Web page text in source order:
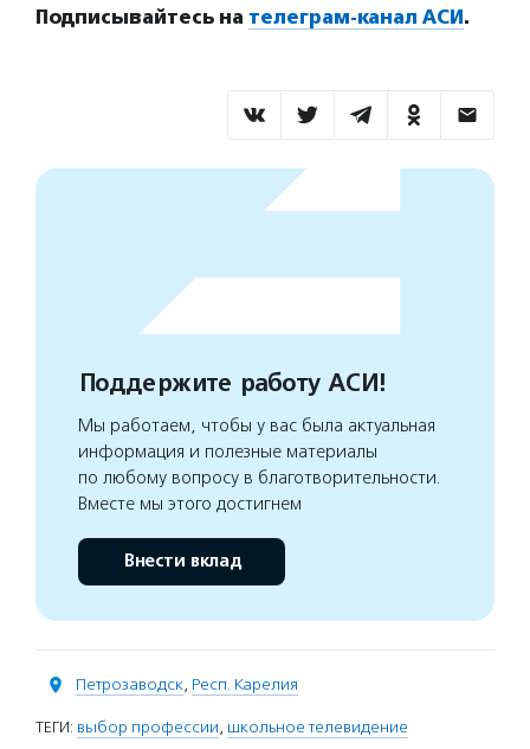
Подписывайтесь на телеграм-канал АСИ .
Поддержите работу АСИ!
Мы работаем, чтобы у вас была актуальная
информация и полезные материалы
по любому вопросу в благотворительности.
Вместе мы этого достигнем
Внести вклад
Петрозаводск, Респ. Карелия
ТЕГИ: выбор профессии, школьное телевидение